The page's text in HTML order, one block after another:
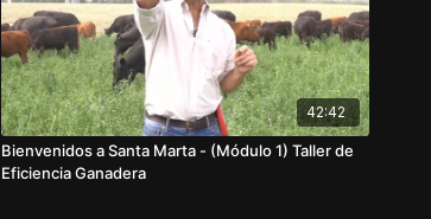
42:42
Bienvenidos a Santa Marta - (Módulo 1) Taller de
Eficiencia Ganadera